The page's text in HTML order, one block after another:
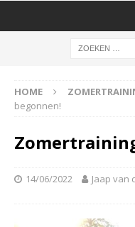
HOME
begonnen!
14/06/2022 Jaap van